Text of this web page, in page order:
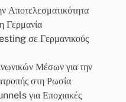
Αποτελεσματικότητα
Γερμανία
σε Γερμανικούς
Μέσων για την
στη Ρωσία
για Εποχιακές